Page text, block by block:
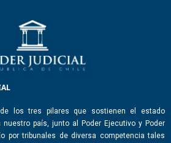
los tres pilares que sostienen el estado
país, junto al Poder Ejecutivo y Poder
por tribunales de diversa competencia tales